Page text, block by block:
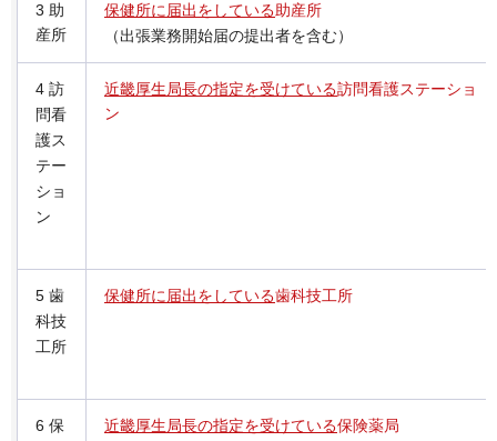
3 助
産所
保健所に届出をしている助産所
（出張業務開始届の提出者を含む）
4 訪
問看
護ス
テー
ショ
ン
近畿厚生局長の指定を受けている訪問看護ステーショ
ン
5 歯
科技
工所
保健所に届出をしている歯科技工所
6 保
近畿厚生局長の指定を受けている保険薬局